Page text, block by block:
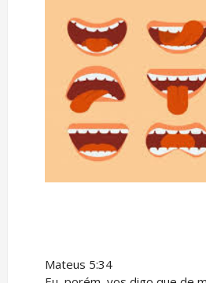
Mateus 5:34